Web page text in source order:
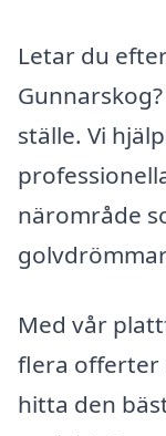
Letar du
ställe. Vi
närområde
Med vår
flera offerter
hitta den